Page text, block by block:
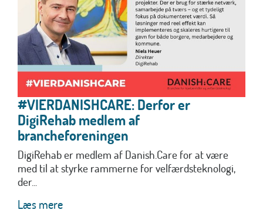
#VIERDANISHCARE: Derfor er
DigiRehab medlem af
brancheforeningen
DigiRehab er medlem af Danish.Care for at være
med til at styrke rammerne for velfærdsteknologi,
der...
Læs mere